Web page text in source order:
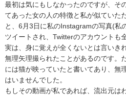
最初は気にもしなかったのですが、そ
てあった女の人の特徴と私が似ていた
と、6月3日に私のInstagramの写真(私
ツイートされ、Twitterのアカウントも
実は、身に覚えが全くないとは言いき
無理矢理撮られたことがあるのです。
には猫が映っていたと書いてあり、無
はいませんでした。
もしその動画が私であれば、流出元は